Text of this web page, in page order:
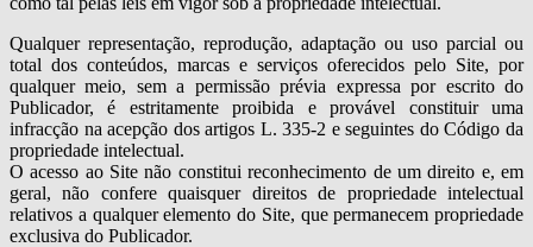
Qualquer representação, reprodução, adaptação ou uso parcial ou
total dos conteúdos, marcas e serviços oferecidos pelo Site, por
qualquer meio, sem a permissão prévia expressa por escrito do
Publicador, é estritamente proibida e provável constituir uma
infracção na acepção dos artigos L. 335-2 e seguintes do Código da
propriedade intelectual.
O acesso ao Site não constitui reconhecimento de um direito e, em
geral, não confere quaisquer direitos de propriedade intelectual
relativos a qualquer elemento do Site, que permanecem propriedade
exclusiva do Publicador.